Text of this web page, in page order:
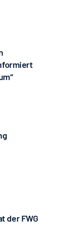
der FWG